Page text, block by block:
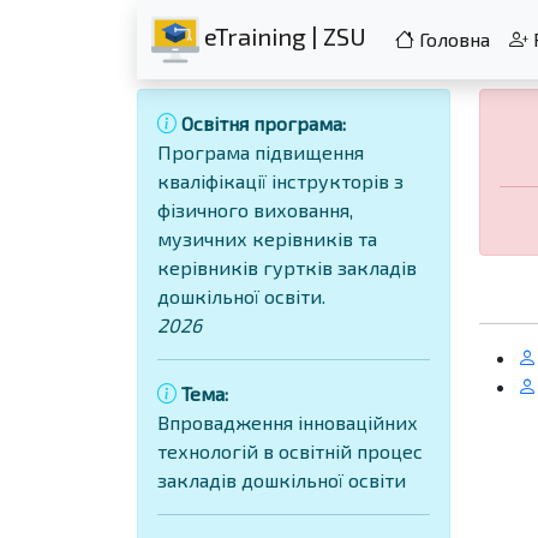
eTraining | ZSU Головна
Освітня програма:
Програма підвищення
кваліфікації інструкторів з
фізичного виховання,
музичних керівників та
керівників гуртків закладів
дошкільної освіти.
2026
Тема:
Впровадження інноваційних
технологій в освітній процес
закладів дошкільної освіти